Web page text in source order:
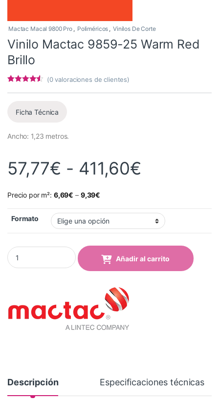
Mactac Macal 9800 Pro , Poliméricos , Vinilos De Corte
Vinilo Mactac 9859-25 Warm Red
Brillo
valoracione
(0valoraciones de clientes)
Ficha Técnica
Ancho: 1,23 metros.
57,77€ - 411,60€
Precio por m²: 6,69€ – 9,39€
Formato
Vinilo Mactac 9859-25 Warm Red Brillo quantity
Añadir al carrito
Descripción Especificaciones técnicas